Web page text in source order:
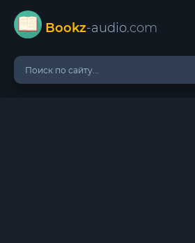
Bookz-audio.com